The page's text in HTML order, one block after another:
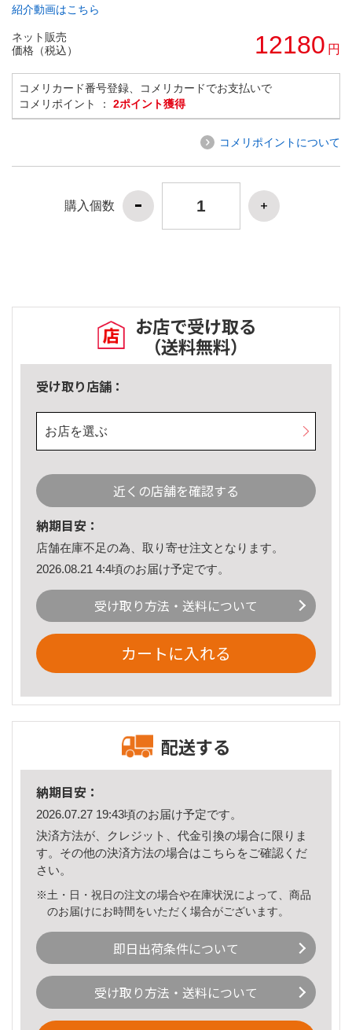
紹介動画はこちら
ネット販売
価格（税込）
12180 円
コメリカード番号登録、コメリカードでお支払いで
コメリポイント ： 2ポイント獲得
コメリポイントについて
購入個数
お店で受け取る
（送料無料）
受け取り店舗：
お店を選ぶ
近くの店舗を確認する
納期目安：
店舗在庫不足の為、取り寄せ注文となります。
2026.08.21 4:4頃のお届け予定です。
受け取り方法・送料について
カートに入れる
配送する
納期目安：
2026.07.27 19:43頃のお届け予定です。
決済方法が、クレジット、代金引換の場合に限りま
す。その他の決済方法の場合はこちら をご確認くだ
さい。
※土・日・祝日の注文の場合や在庫状況によって、商品
のお届けにお時間をいただく場合がございます。
即日出荷条件について
受け取り方法・送料について